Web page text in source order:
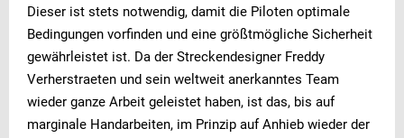
Dieser ist stets notwendig, damit die Piloten optimale
Bedingungen vorfinden und eine größtmögliche Sicherheit
gewährleistet ist. Da der Streckendesigner Freddy
Verherstraeten und sein weltweit anerkanntes Team
wieder ganze Arbeit geleistet haben, ist das, bis auf
marginale Handarbeiten, im Prinzip auf Anhieb wieder der